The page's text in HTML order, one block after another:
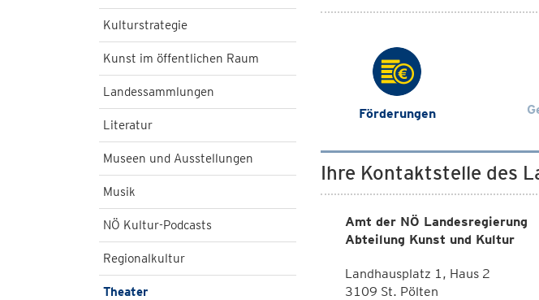
Kulturstrategie
Kunst im öffentlichen Raum
Landessammlungen
Literatur
Museen und Ausstellungen
Musik
NÖ Kultur-Podcasts
Regionalkultur
Theater
Förderungen
Ihre Kontaktstelle des
Amt der NÖ Landesregierung
Abteilung Kunst und Kultur
Landhausplatz 1, Haus 2
3109 St. Pölten